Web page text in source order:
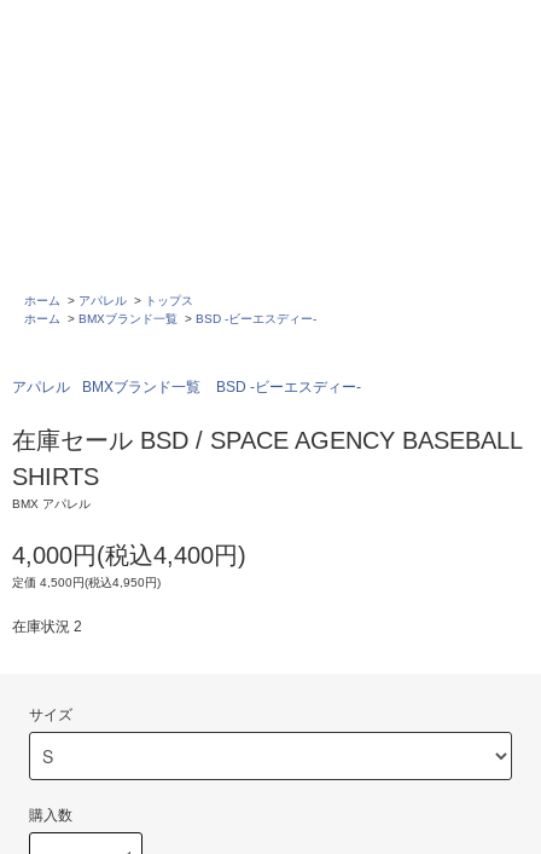
ホーム > アパレル > トップス
ホーム
> BMXブランド一覧 > BSD -ビーエスディー-
アパレル BMXブランド一覧 BSD -ビーエスディー-
在庫セール BSD / SPACE AGENCY BASEBALL
SHIRTS
BMX アパレル
4,000円(税込4,400円)
定価 4,500円(税込4,950円)
在庫状況 2
サイズ
購入数